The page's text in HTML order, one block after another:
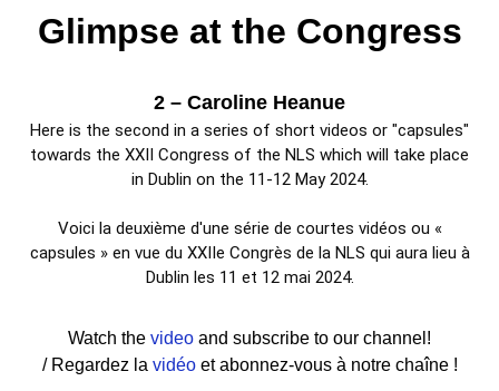
Glimpse at the Congress
2 – Caroline Heanue
Here is the second in a series of short videos or "capsules"
towards the XXII Congress of the NLS which will take place
in Dublin on the 11-12 May 2024.
Voici la deuxième d'une série de courtes vidéos ou «
capsules » en vue du XXIIe Congrès de la NLS qui aura lieu à
Dublin les 11 et 12 mai 2024.
Watch the video and subscribe to our channel!
/ Regardez la vidéo et abonnez-vous à notre chaîne !